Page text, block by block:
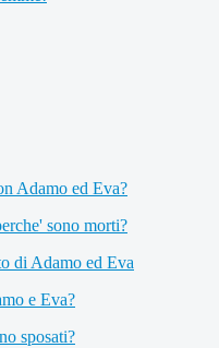
Adamo ed Eva?
sono morti?
di Adamo ed Eva
e Eva?
sposati?